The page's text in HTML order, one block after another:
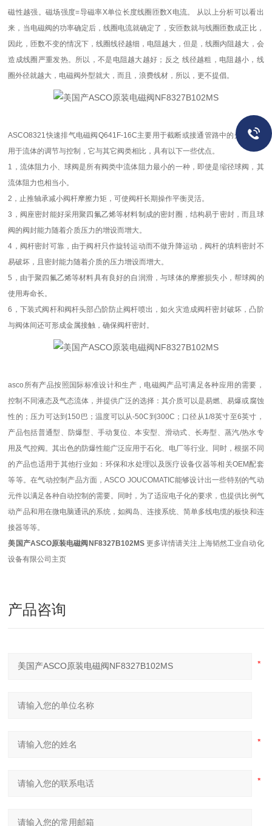
磁性越强。磁场强度=导磁率X单位长度线圈匝数X电流。 从以上分析可以看出
来，当电磁阀的功率确定后，线圈电流就确定了，安匝数就与线圈匝数成正比，
因此，匝数不变的情况下，线圈线径越细，电阻越大，但是，线圈内阻越大，会
造成线圈严重发热。所以，不是电阻越大越好；反之 线径越粗，电阻越小，线
圈外径就越大，电磁阀外型就大，而且，浪费线材，所以，更不提倡。
ASCO8321快速排气电磁阀Q641F-16C主要用于截断或接通管路中的介质，可
用于流体的调节与控制，它与其它阀类相比，具有以下一些优点。
1，流体阻力小、球阀是所有阀类中流体阻力最小的一种，即使是缩径球阀，其
流体阻力也相当小。
2，止推轴承减小阀杆摩擦力矩，可使阀杆长期操作平衡灵活。
3，阀座密封能好采用聚四氟乙烯等材料制成的密封圈，结构易于密封，而且球
阀的阀封能力随着介质压力的增设而增大。
4，阀杆密封可靠，由于阀杆只作旋转运动而不做升降运动，阀杆的填料密封不
易破坏，且密封能力随着介质的压力增设而增大。
5，由于聚四氟乙烯等材料具有良好的自润滑，与球体的摩擦损失小，帮球阀的
使用寿命长。
6，下装式阀杆和阀杆头部凸阶防止阀杆喷出，如火灾造成阀杆密封破坏，凸阶
与阀体间还可形成金属接触，确保阀杆密封。
asco所有产品按照国际标准设计和生产，电磁阀产品可满足各种应用的需要，
控制不同液态及气态流体，并提供广泛的选择：其介质可以是易燃、易爆或腐蚀
性的；压力可达到150巴；温度可以从-50C到300C；口径从1/8英寸至6英寸，
产品包括普通型、防爆型、手动复位、本安型、滑动式、长寿型、蒸汽/热水专
用及气控阀。其出色的防爆性能广泛应用于石化、电厂等行业。同时，根据不同
的产品也适用于其他行业如：环保和水处理以及医疗设备仪器等相关OEM配套
等等。在气动控制产品方面，ASCO JOUCOMATIC能够设计出一些特别的气动
元件以满足各种自动控制的需要。同时，为了适应电子化的要求，也提供比例气
动产品和用在微电脑通讯的系统，如阀岛、连接系统、简单多线电缆的板快和连
接器等等。
美国产ASCO原装电磁阀NF8327B102MS更多详情请关注上海韬然工业自动化
设备有限公司主页
产品咨询